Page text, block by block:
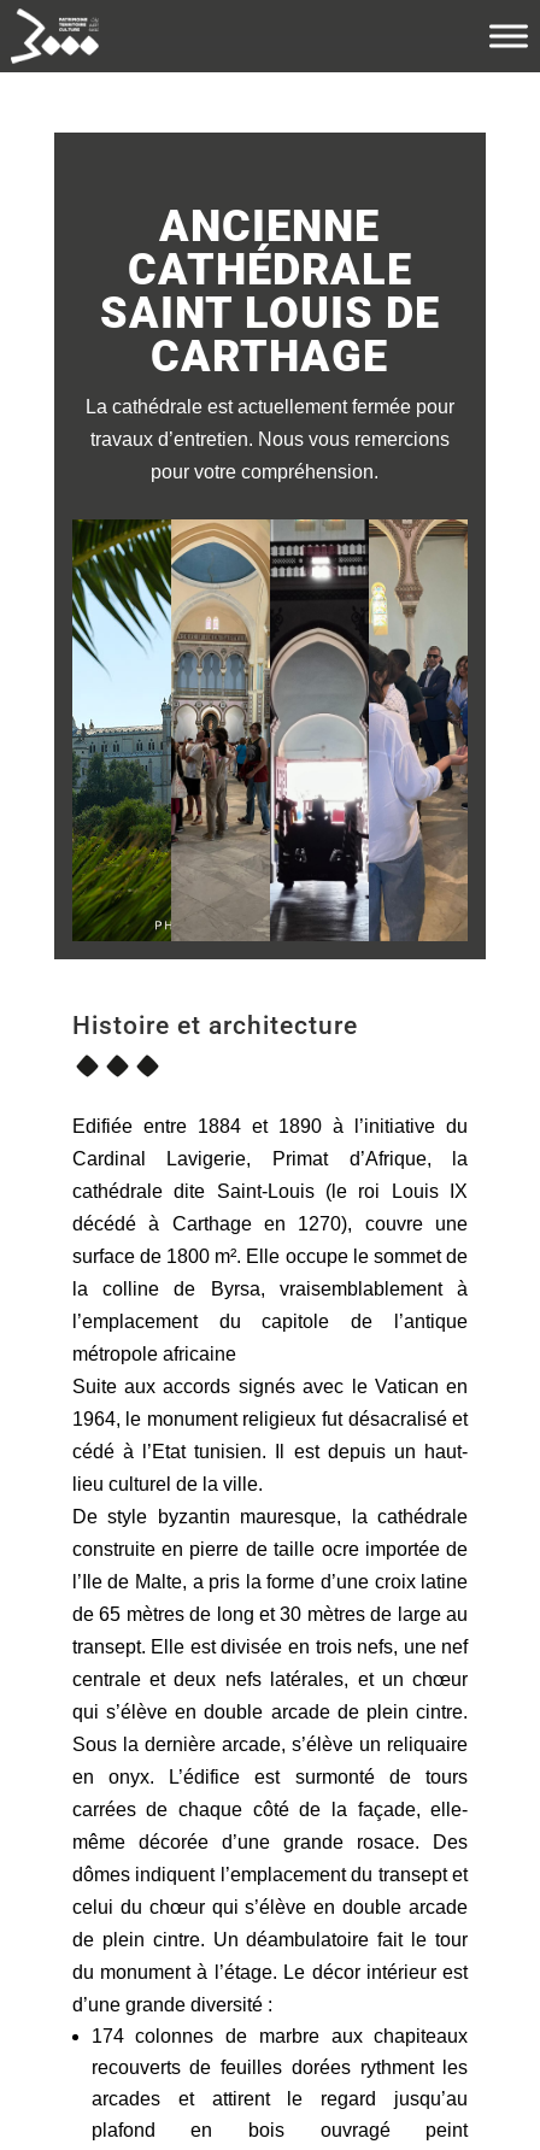
ANCIENNE
CATHÉDRALE
SAINT LOUIS DE
CARTHAGE
La cathédrale est actuellement fermée pour
travaux d’entretien. Nous vous remercions
pour votre compréhension.
Histoire et architecture
Edifiée entre 1884 et 1890 à l’initiative du
Cardinal Lavigerie, Primat d’Afrique, la
cathédrale dite Saint-Louis (le roi Louis IX
décédé à Carthage en 1270), couvre une
surface de 1800 m². Elle occupe le sommet de
la colline de Byrsa, vraisemblablement à
l’emplacement du capitole de l’antique
métropole africaine
Suite aux accords signés avec le Vatican en
1964, le monument religieux fut désacralisé et
cédé à l’Etat tunisien. Il est depuis un haut-
lieu culturel de la ville.
De style byzantin mauresque, la cathédrale
construite en pierre de taille ocre importée de
l’Ile de Malte, a pris la forme d’une croix latine
de 65 mètres de long et 30 mètres de large au
transept. Elle est divisée en trois nefs, une nef
centrale et deux nefs latérales, et un chœur
qui s’élève en double arcade de plein cintre.
Sous la dernière arcade, s’élève un reliquaire
en onyx. L’édifice est surmonté de tours
carrées de chaque côté de la façade, elle-
même décorée d’une grande rosace. Des
dômes indiquent l’emplacement du transept et
celui du chœur qui s’élève en double arcade
de plein cintre. Un déambulatoire fait le tour
du monument à l’étage. Le décor intérieur est
d’une grande diversité :
174 colonnes de marbre aux chapiteaux
recouverts de feuilles dorées rythment les
arcades et attirent le regard jusqu’au
plafond en bois ouvragé peint